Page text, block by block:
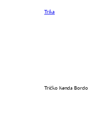
Trika
Tričko Kenda Bordo